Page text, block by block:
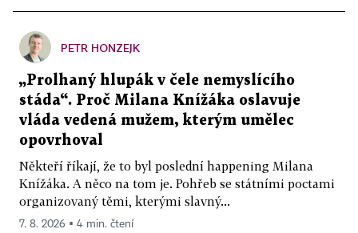
PETR HONZEJK
„Prolhaný hlupák v čele nemyslícího
stáda“. Proč Milana Knížáka oslavuje
vláda vedená mužem, kterým umělec
opovrhoval
Někteří říkají, že to byl poslední happening Milana
Knížáka. A něco na tom je. Pohřeb se státními poctami
organizovaný těmi, kterými slavný...
7. 8. 2026 ▪ 4 min. čtení